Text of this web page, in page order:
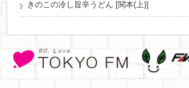
きのこの冷し旨辛うどん [関本(上)]